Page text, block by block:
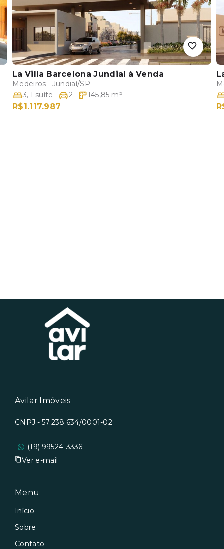
La Villa Barcelona Jundiaí à Venda
Medeiros - Jundiaí/SP
3,1 suíte 2 145,85 m²
R$1.117.987
Avilar Imóveis
CNPJ - 57.238.634/0001-02
(19) 99524-3336
Ver e-mail
Menu
Início
Sobre
Contato